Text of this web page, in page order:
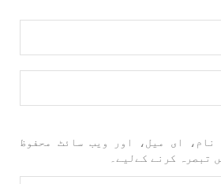
نام، ای میل، اور ویب سائٹ محفوظ
تبصرہ کرنے کےلیے۔